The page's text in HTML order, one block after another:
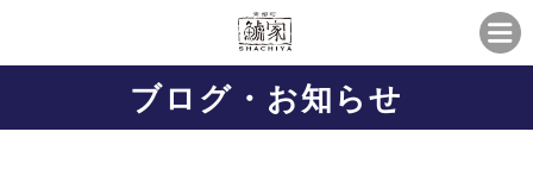
ブログ・お知らせ